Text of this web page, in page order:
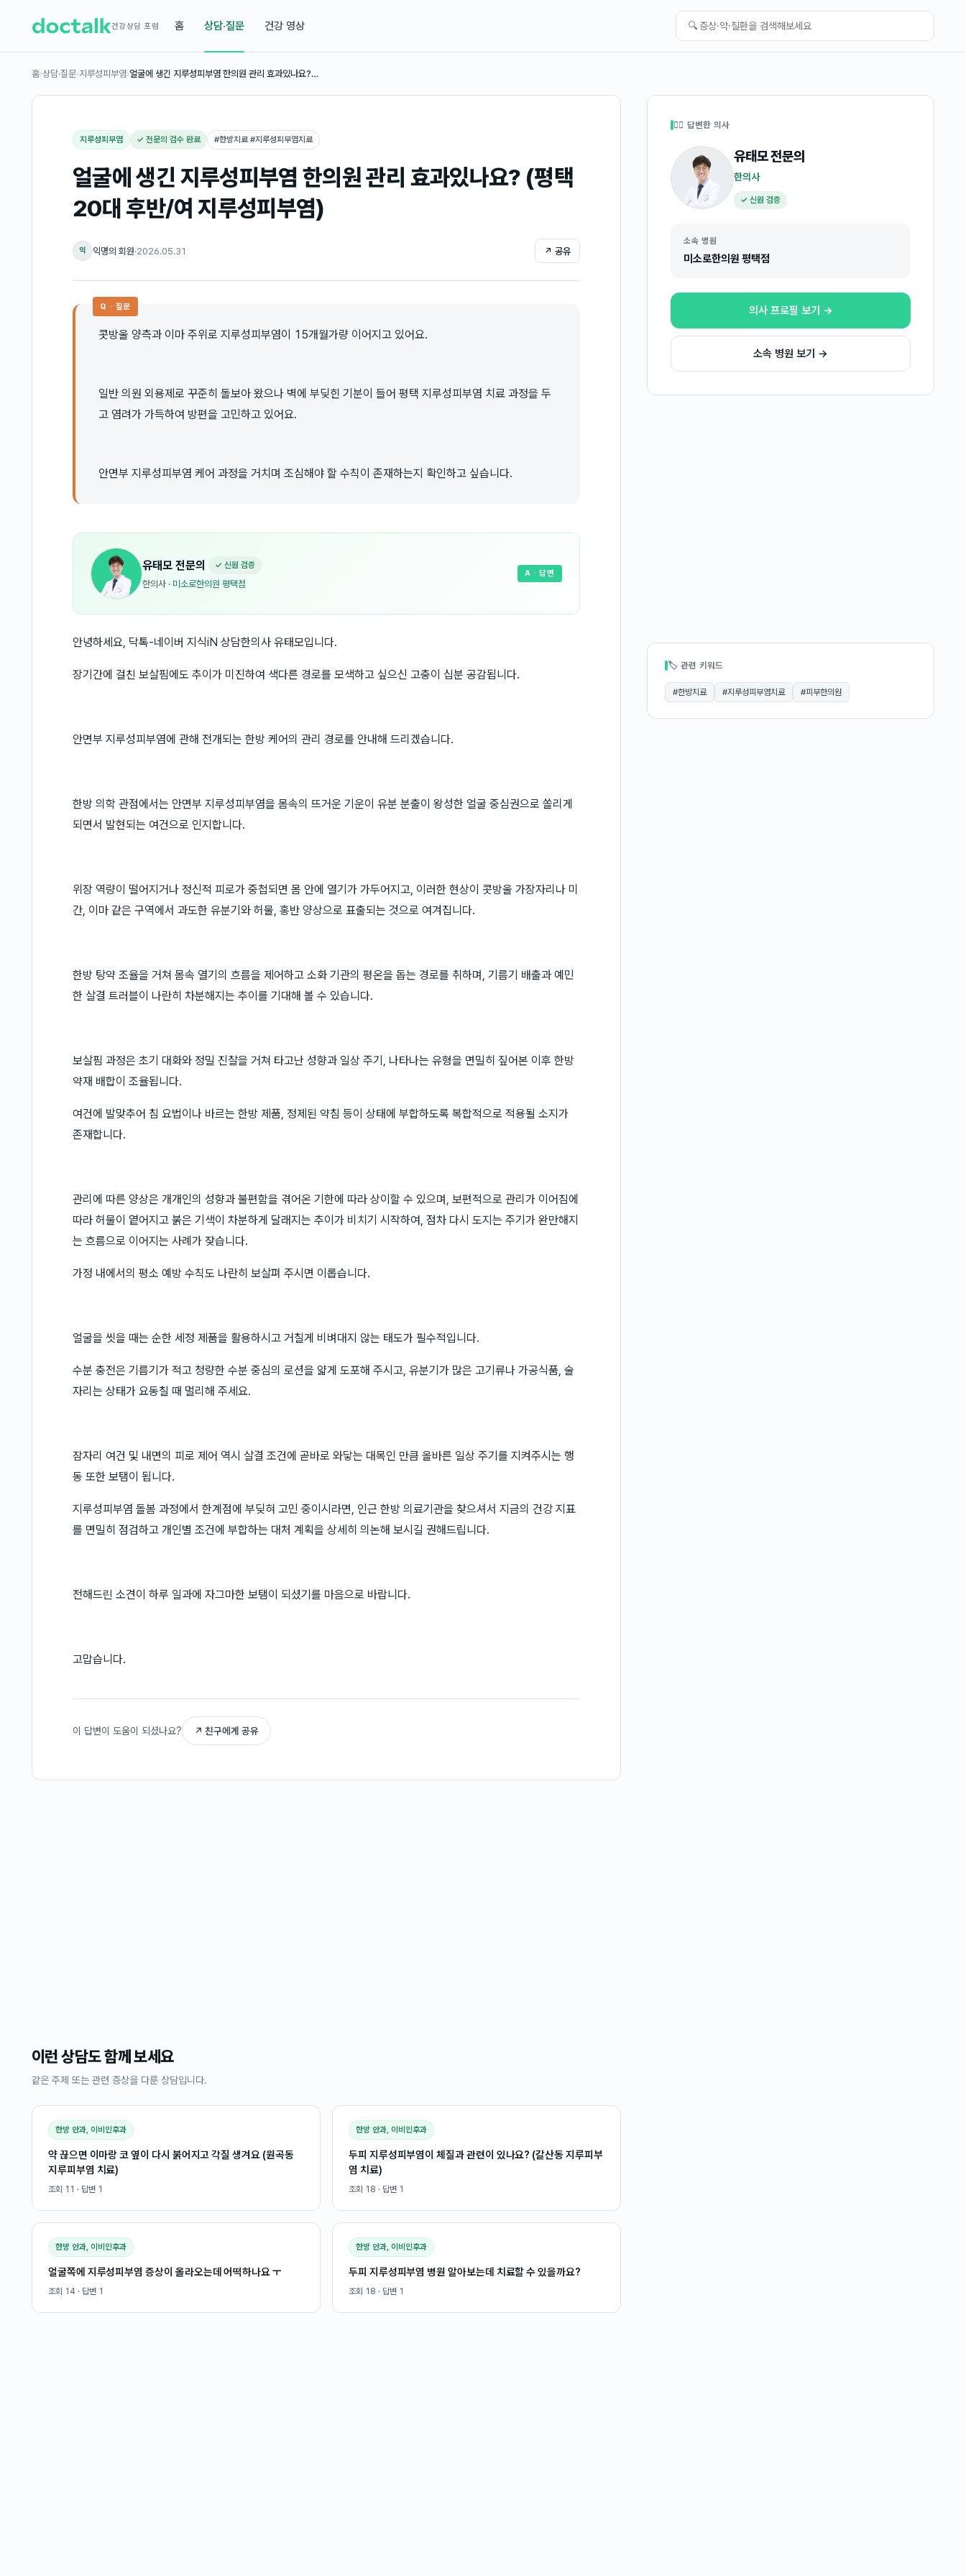
건강상담 포럼 홈 상담·질문 건강 영상 🔍
홈›상담·질문›지루성피부염›얼굴에 생긴 지루성피부염 한의원 관리 효과있나요?…
지루성피부염 ✓ 전문의 검수 완료 #한방치료 #지루성피부염치료
얼굴에 생긴 지루성피부염 한의원 관리 효과있나요? (평택
20대 후반/여 지루성피부염)
익 익명의 회원·2026.05.31 ↗ 공유
Q · 질문
콧방울 양측과 이마 주위로 지루성피부염이 15개월가량 이어지고 있어요.
일반 의원 외용제로 꾸준히 돌보아 왔으나 벽에 부딪힌 기분이 들어 평택 지루성피부염 치료 과정을 두
고 염려가 가득하여 방편을 고민하고 있어요.
안면부 지루성피부염 케어 과정을 거치며 조심해야 할 수칙이 존재하는지 확인하고 싶습니다.
유태모 전문의 ✓ 신원 검증
한의사 · 미소로한의원 평택점
A · 답변
안녕하세요, 닥톡-네이버 지식iN 상담한의사 유태모입니다.
장기간에 걸친 보살핌에도 추이가 미진하여 색다른 경로를 모색하고 싶으신 고충이 십분 공감됩니다.
안면부 지루성피부염에 관해 전개되는 한방 케어의 관리 경로를 안내해 드리겠습니다.
한방 의학 관점에서는 안면부 지루성피부염을 몸속의 뜨거운 기운이 유분 분출이 왕성한 얼굴 중심권으로 쏠리게
되면서 발현되는 여건으로 인지합니다.
위장 역량이 떨어지거나 정신적 피로가 중첩되면 몸 안에 열기가 가두어지고, 이러한 현상이 콧방울 가장자리나 미
간, 이마 같은 구역에서 과도한 유분기와 허물, 홍반 양상으로 표출되는 것으로 여겨집니다.
한방 탕약 조율을 거쳐 몸속 열기의 흐름을 제어하고 소화 기관의 평온을 돕는 경로를 취하며, 기름기 배출과 예민
한 살결 트러블이 나란히 차분해지는 추이를 기대해 볼 수 있습니다.
보살핌 과정은 초기 대화와 정밀 진찰을 거쳐 타고난 성향과 일상 주기, 나타나는 유형을 면밀히 짚어본 이후 한방
약재 배합이 조율됩니다.
여건에 발맞추어 침 요법이나 바르는 한방 제품, 정제된 약침 등이 상태에 부합하도록 복합적으로 적용될 소지가
존재합니다.
관리에 따른 양상은 개개인의 성향과 불편함을 겪어온 기한에 따라 상이할 수 있으며, 보편적으로 관리가 이어짐에
따라 허물이 옅어지고 붉은 기색이 차분하게 달래지는 추이가 비치기 시작하여, 점차 다시 도지는 주기가 완만해지
는 흐름으로 이어지는 사례가 잦습니다.
가정 내에서의 평소 예방 수칙도 나란히 보살펴 주시면 이롭습니다.
얼굴을 씻을 때는 순한 세정 제품을 활용하시고 거칠게 비벼대지 않는 태도가 필수적입니다.
수분 충전은 기름기가 적고 청량한 수분 중심의 로션을 얇게 도포해 주시고, 유분기가 많은 고기류나 가공식품, 술
자리는 상태가 요동칠 때 멀리해 주세요.
잠자리 여건 및 내면의 피로 제어 역시 살결 조건에 곧바로 와닿는 대목인 만큼 올바른 일상 주기를 지켜주시는 행
동 또한 보탬이 됩니다.
지루성피부염 돌봄 과정에서 한계점에 부딪혀 고민 중이시라면, 인근 한방 의료기관을 찾으셔서 지금의 건강 지표
를 면밀히 점검하고 개인별 조건에 부합하는 대처 계획을 상세히 의논해 보시길 권해드립니다.
전해드린 소견이 하루 일과에 자그마한 보탬이 되셨기를 마음으로 바랍니다.
고맙습니다.
이 답변이 도움이 되셨나요? ↗ 친구에게 공유
이런 상담도 함께 보세요
같은 주제 또는 관련 증상을 다룬 상담입니다.
한방 안과, 이비인후과
약 끊으면 이마랑 코 옆이 다시 붉어지고 각질 생겨요 (원곡동
지루피부염 치료)
조회 11 · 답변 1
한방 안과, 이비인후과
두피 지루성피부염이 체질과 관련이 있나요? (갈산동 지루피부
염 치료)
조회 18 · 답변 1
한방 안과, 이비인후과
얼굴쪽에 지루성피부염 증상이 올라오는데 어떡하나요 ㅜ
조회 14 · 답변 1
한방 안과, 이비인후과
두피 지루성피부염 병원 알아보는데 치료할 수 있을까요?
조회 18 · 답변 1
👩‍⚕️ 답변한 의사
유태모전문의
한의사
✓ 신원 검증
소속 병원
미소로한의원 평택점
의사 프로필 보기 →
소속 병원 보기 →
🏷 관련 키워드
#한방치료 #지루성피부염치료 #피부한의원